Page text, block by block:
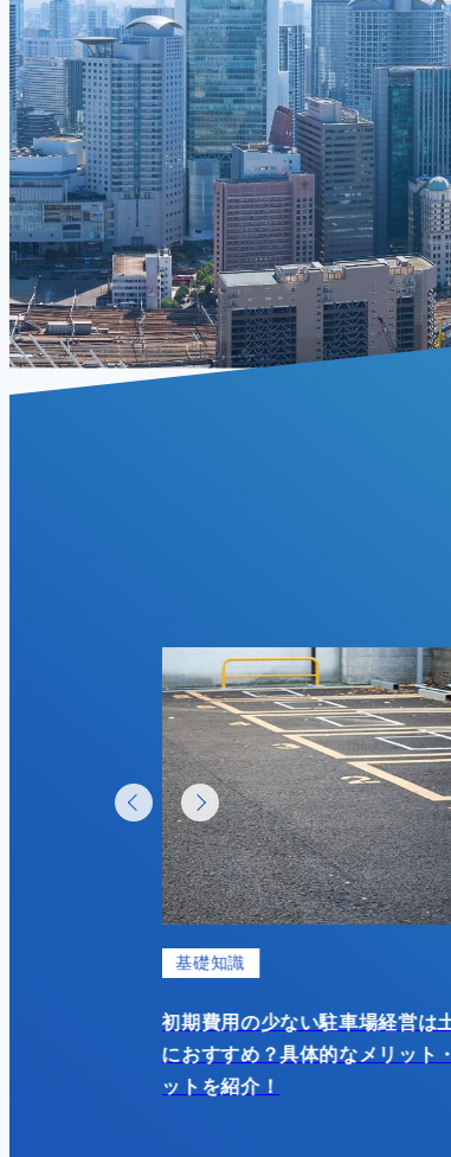
用の少ない駐車場経営は土地活用
すめ？具体的なメリット・デメリ
初期
や信